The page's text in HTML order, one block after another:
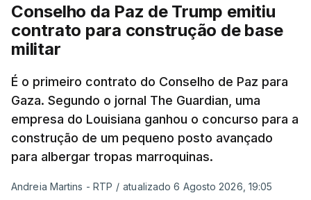
Conselho da Paz de Trump emitiu
contrato para construção de base
militar
É o primeiro contrato do Conselho de Paz para
Gaza. Segundo o jornal The Guardian, uma
empresa do Louisiana ganhou o concurso para a
construção de um pequeno posto avançado
para albergar tropas marroquinas.
Andreia Martins - RTP / atualizado 6 Agosto 2026, 19:05